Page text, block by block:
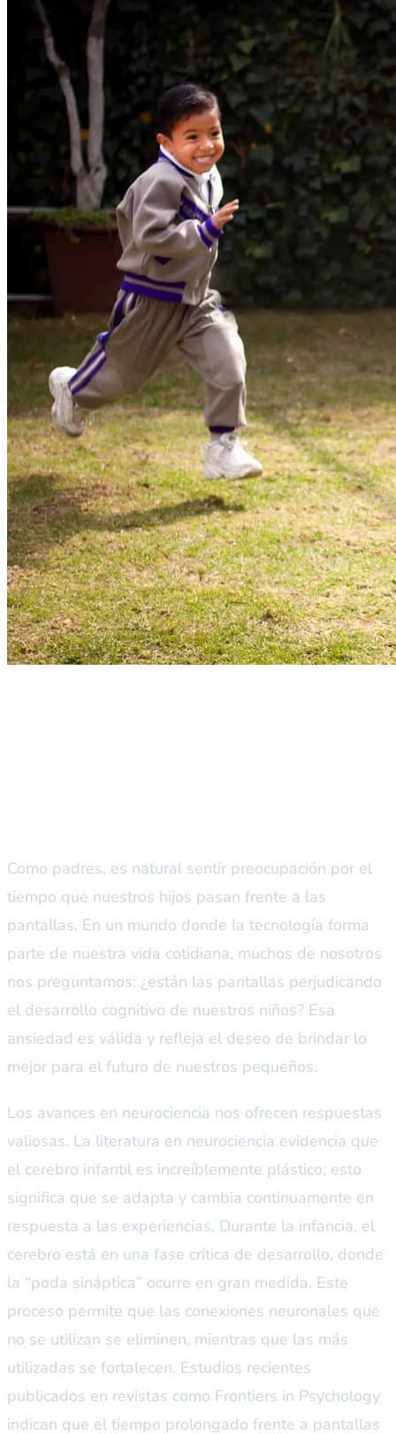
Como padres, es natural sentir preocupación por el
tiempo que nuestros hijos pasan frente a las
pantallas. En un mundo donde la tecnología forma
parte de nuestra vida cotidiana, muchos de nosotros
nos preguntamos: ¿están las pantallas perjudicando
el desarrollo cognitivo de nuestros niños? Esa
ansiedad es válida y refleja el deseo de brindar lo
mejor para el futuro de nuestros pequeños.
Los avances en neurociencia nos ofrecen respuestas
valiosas. La literatura en neurociencia evidencia que
el cerebro infantil es increíblemente plástico; esto
significa que se adapta y cambia continuamente en
respuesta a las experiencias. Durante la infancia, el
cerebro está en una fase crítica de desarrollo, donde
la “poda sináptica” ocurre en gran medida. Este
proceso permite que las conexiones neuronales que
no se utilizan se eliminen, mientras que las más
utilizadas se fortalecen. Estudios recientes
publicados en revistas como Frontiers in Psychology
indican que el tiempo prolongado frente a pantallas